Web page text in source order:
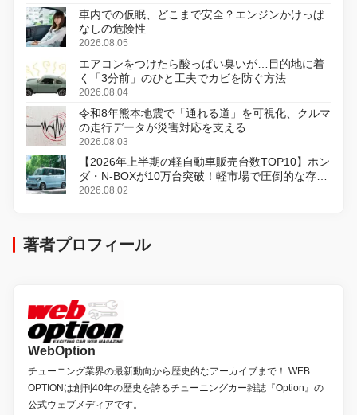
車内での仮眠、どこまで安全？エンジンかけっぱ
なしの危険性
2026.08.05
エアコンをつけたら酸っぱい臭いが…目的地に着
く「3分前」のひと工夫でカビを防ぐ方法
2026.08.04
令和8年熊本地震で「通れる道」を可視化、クルマ
の走行データが災害対応を支える
2026.08.03
【2026年上半期の軽自動車販売台数TOP10】ホン
ダ・N-BOXが10万台突破！軽市場で圧倒的な存在
感
2026.08.02
著者プロフィール
WebOption
チューニング業界の最新動向から歴史的なアーカイブまで！ WEB
OPTIONは創刊40年の歴史を誇るチューニングカー雑誌『Option』の
公式ウェブメディアです。